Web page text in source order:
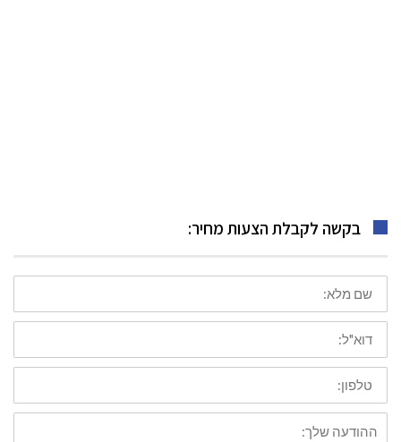
בקשה לקבלת הצעות מחיר:
שם
מלא
דוא"ל
טלפון
ההודעה
שלך